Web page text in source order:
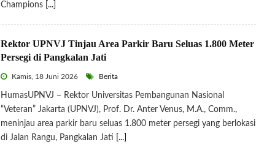
Champions [...]
Rektor UPNVJ Tinjau Area Parkir Baru Seluas 1.800 Meter
Persegi di Pangkalan Jati
Kamis, 18 Juni 2026 Berita
HumasUPNVJ – Rektor Universitas Pembangunan Nasional
“Veteran” Jakarta (UPNVJ), Prof. Dr. Anter Venus, M.A., Comm.,
meninjau area parkir baru seluas 1.800 meter persegi yang berlokasi
di Jalan Rangu, Pangkalan Jati
[...]